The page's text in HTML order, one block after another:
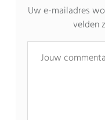
Uw e-mailadres
velden